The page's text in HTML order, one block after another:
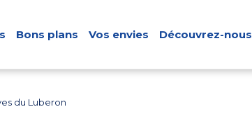
Bons plans Vos envies Découvrez-nous
du Luberon